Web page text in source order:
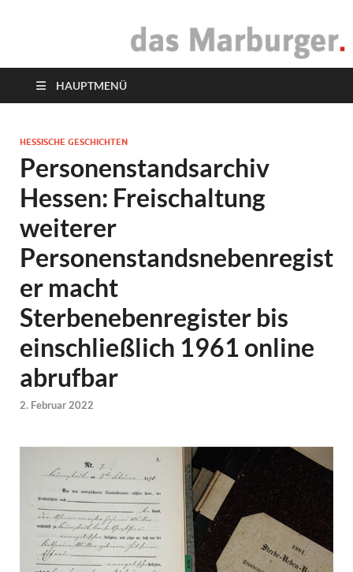
das Marburger.
HAUPTMENÜ
HESSISCHE GESCHICHTEN
Personenstandsarchiv
Hessen: Freischaltung
weiterer
Personenstandsnebenregist
er macht
Sterbenebenregister bis
einschließlich 1961 online
abrufbar
2. Februar 2022